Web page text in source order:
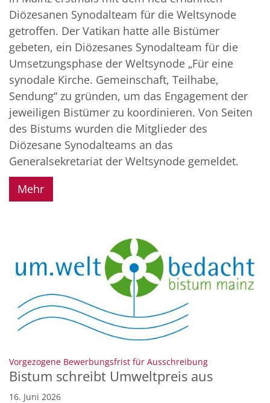
Diözesanen Synodalteam für die Weltsynode
getroffen. Der Vatikan hatte alle Bistümer
gebeten, ein Diözesanes Synodalteam für die
Umsetzungsphase der Weltsynode „Für eine
synodale Kirche. Gemeinschaft, Teilhabe,
Sendung“ zu gründen, um das Engagement der
jeweiligen Bistümer zu koordinieren. Von Seiten
des Bistums wurden die Mitglieder des
Diözesane Synodalteams an das
Generalsekretariat der Weltsynode gemeldet.
Mehr
Vorgezogene Bewerbungsfrist für Ausschreibung:
Bistum schreibt Umweltpreis aus
16. Juni 2026